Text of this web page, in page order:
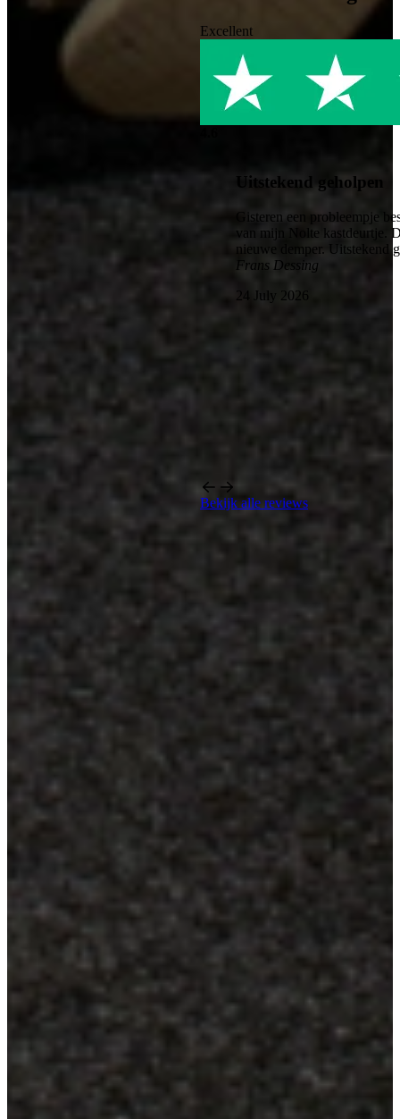
Excellent
Uitstekend geholpen
Gisteren een probleempje
van mijn Nolte kastdeurtje.
nieuwe demper. Uitstekend
Frans Dessing
24 July 2026
Bekijk alle reviews